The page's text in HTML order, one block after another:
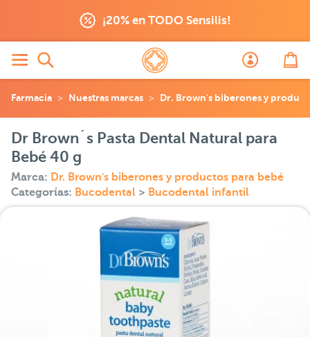
¡20% en TODO Sensilis!
Farmacia Nuestras marcas Dr. Brown's biberones y
Dr Brown´s Pasta Dental Natural para
Bebé 40 g
Marca: Dr. Brown's biberones y productos para bebé
Categorías: Bucodental > Bucodental infantil